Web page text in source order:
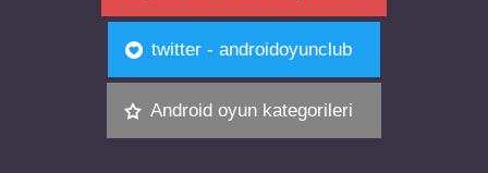
twitter - androidoyunclub
Android oyun kategorileri